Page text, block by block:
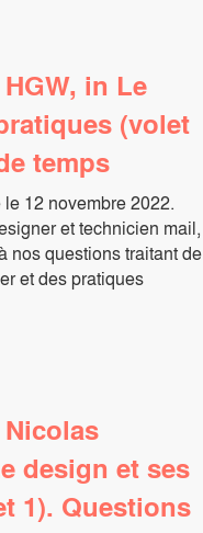
in Le
(volet
temps
le 12 novembre 2022.
et technicien mail,
nos questions traitant de
et des pratiques
design et ses
1). Questions